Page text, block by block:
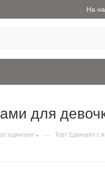
На
для
единорог — Торт Единорог с